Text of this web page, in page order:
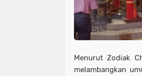
Menurut Zodiak
melambangkan